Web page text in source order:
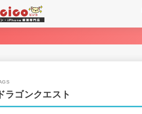
ドラゴンクエスト